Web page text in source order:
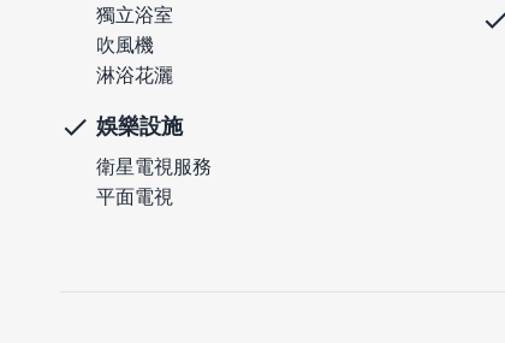
獨立浴室
吹風機
淋浴花灑
娛樂設施
衛星電視服務
平面電視